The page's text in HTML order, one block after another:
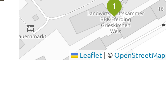
Leaflet | ©OpenStreetMap